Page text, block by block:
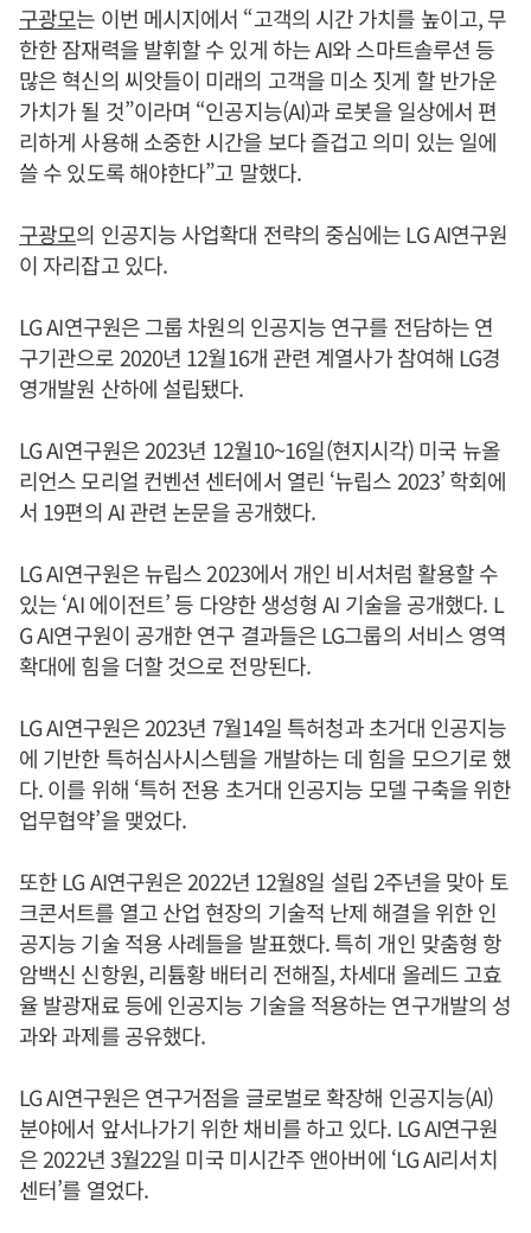
구광모는 이번 메시지에서 “고객의 시간 가치를 높이고, 무
한한 잠재력을 발휘할 수 있게 하는 AI와 스마트솔루션 등
많은 혁신의 씨앗들이 미래의 고객을 미소 짓게 할 반가운
가치가 될 것”이라며 “인공지능(AI)과 로봇을 일상에서 편
리하게 사용해 소중한 시간을 보다 즐겁고 의미 있는 일에
쓸 수 있도록 해야한다”고 말했다.
구광모의 인공지능 사업확대 전략의 중심에는 LG AI연구원
이 자리잡고 있다.
LG AI연구원은 그룹 차원의 인공지능 연구를 전담하는 연
구기관으로 2020년 12월16개 관련 계열사가 참여해 LG경
영개발원 산하에 설립됐다.
LG AI연구원은 2023년 12월10~16일(현지시각) 미국 뉴올
리언스 모리얼 컨벤션 센터에서 열린 ‘뉴립스 2023’ 학회에
서 19편의 AI 관련 논문을 공개했다.
LG AI연구원은 뉴립스 2023에서 개인 비서처럼 활용할 수
있는 ‘AI 에이전트’ 등 다양한 생성형 AI 기술을 공개했다. L
G AI연구원이 공개한 연구 결과들은 LG그룹의 서비스 영역
확대에 힘을 더할 것으로 전망된다.
LG AI연구원은 2023년 7월14일 특허청과 초거대 인공지능
에 기반한 특허심사시스템을 개발하는 데 힘을 모으기로 했
다. 이를 위해 ‘특허 전용 초거대 인공지능 모델 구축을 위한
업무협약’을 맺었다.
또한 LG AI연구원은 2022년 12월8일 설립 2주년을 맞아 토
크콘서트를 열고 산업 현장의 기술적 난제 해결을 위한 인
공지능 기술 적용 사례들을 발표했다. 특히 개인 맞춤형 항
암백신 신항원, 리튬황 배터리 전해질, 차세대 올레드 고효
율 발광재료 등에 인공지능 기술을 적용하는 연구개발의 성
과와 과제를 공유했다.
LG AI연구원은 연구거점을 글로벌로 확장해 인공지능(AI)
분야에서 앞서나가기 위한 채비를 하고 있다. LG AI연구원
은 2022년 3월22일 미국 미시간주 앤아버에 ‘LG AI리서치
센터’를 열었다.